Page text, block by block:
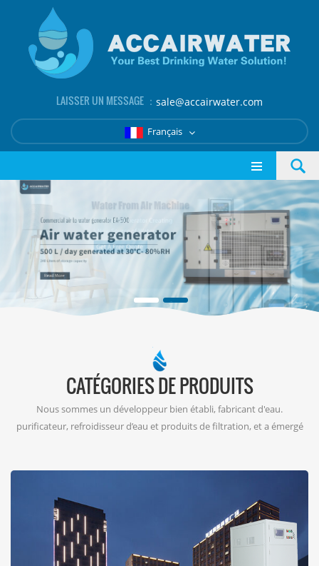
LAISSER UN MESSAGE ： sale@accairwater.com
Français
CATÉGORIES DE PRODUITS
Nous sommes un développeur bien établi, fabricant d'eau.
purificateur, refroidisseur d’eau et produits de filtration, et a émergé